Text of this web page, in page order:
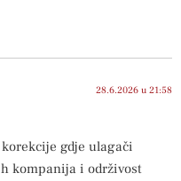
28.6.2026 u 21:58
gdje ulagači
kompanija i održivost